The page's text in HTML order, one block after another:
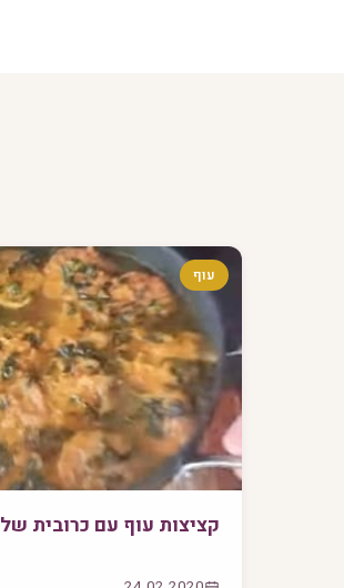
עוף
קציצות עוף עם כרובית